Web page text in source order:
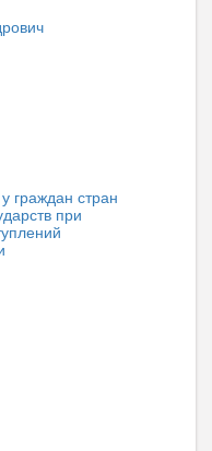
граждан стран
при